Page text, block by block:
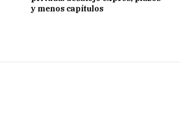
y menos capítulos